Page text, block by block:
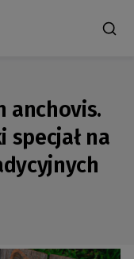
anchovis.
na